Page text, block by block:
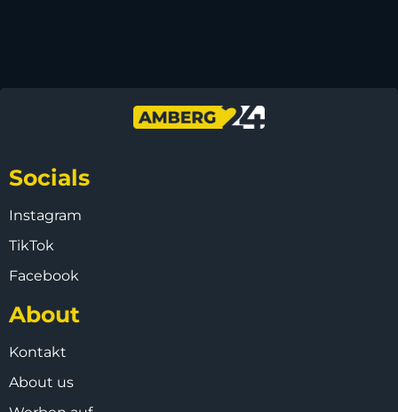
Socials
Instagram
TikTok
Facebook
About
Kontakt
About us